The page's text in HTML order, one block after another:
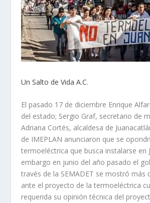
Un Salto de Vida A.C.
El pasado 17 de diciembre Enrique
del estado; Sergio Graf, secretario de
Adriana Cortés, alcaldesa de
de IMEPLAN anunciaron que se
termoeléctrica que busca instalarse en
embargo en junio del año pasado el
través de la SEMADET se mostró más
ante el proyecto de la termoeléctrica
requerida su opinión técnica del